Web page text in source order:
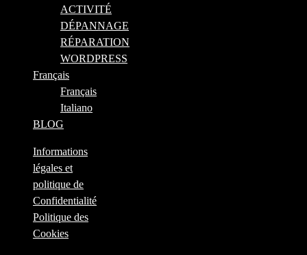
ACTIVITÉ
DÉPANNAGE
RÉPARATION
WORDPRESS
Français
Français
Italiano
BLOG
Informations
légales et
politique de
Confidentialité
Politique des
Cookies